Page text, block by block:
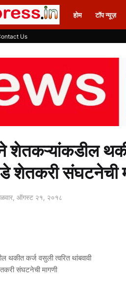
होम टॉप न्यूज़
Us
शेतकऱ्यांकडील
शेतकरी संघटनेची
ऑगस्ट २१, २०१८
थकीत कर्ज वसुली त्वरित थांबवावी
संघटनेची मागणी